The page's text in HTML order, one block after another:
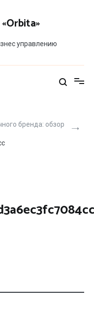
управлению
бренда: обзор